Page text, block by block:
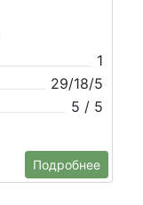
1
29/18/5
5 / 5
Подробнее